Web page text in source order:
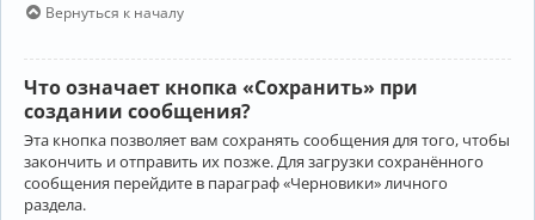
Вернуться к началу
Что означает кнопка «Сохранить» при
создании сообщения?
Эта кнопка позволяет вам сохранять сообщения для того, чтобы
закончить и отправить их позже. Для загрузки сохранённого
сообщения перейдите в параграф «Черновики» личного
раздела.